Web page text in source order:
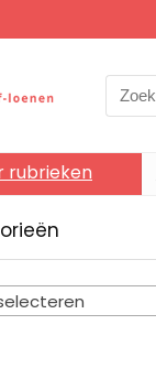
Search
for:
rubrieken